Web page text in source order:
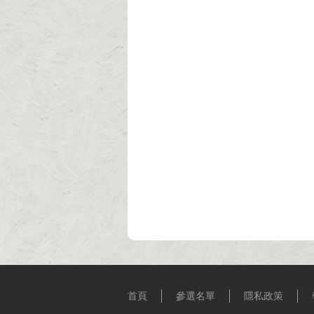
首頁 參選名單 隱私政策